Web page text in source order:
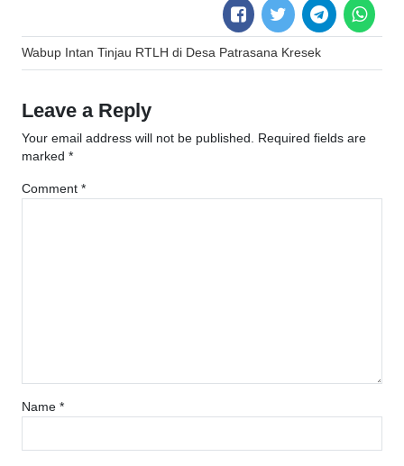
Post
navigation
Wabup Intan Tinjau RTLH di Desa Patrasana Kresek
Leave a Reply
Your email address will not be published. Required fields are
marked *
Comment *
Name *